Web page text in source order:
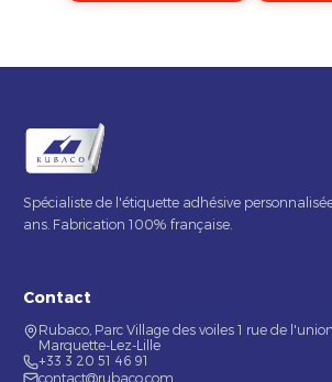
Spécialiste de l'étiquette adhésive
ans. Fabrication 100% française.
Contact
Rubaco, Parc Village des voiles 1 rue de
Marquette-Lez-Lille
+33 3 20 51 46 91
contact@rubaco.com